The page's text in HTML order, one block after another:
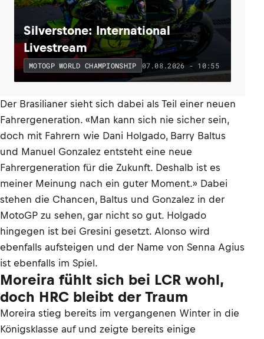
Silverstone: International
Livestream
MOTOGP WORLD CHAMPIONSHIP 07.08.2026 - 10:55
Der Brasilianer sieht sich dabei als Teil einer neuen
Fahrergeneration. «Man kann sich nie sicher sein,
doch mit Fahrern wie Dani Holgado, Barry Baltus
und Manuel Gonzalez entsteht eine neue
Fahrergeneration für die Zukunft. Deshalb ist es
meiner Meinung nach ein guter Moment.» Dabei
stehen die Chancen, Baltus und Gonzalez in der
MotoGP zu sehen, gar nicht so gut. Holgado
hingegen ist bei Gresini gesetzt. Alonso wird
ebenfalls aufsteigen und der Name von Senna Agius
ist ebenfalls im Spiel.
Moreira fühlt sich bei LCR wohl,
doch HRC bleibt der Traum
Moreira stieg bereits im vergangenen Winter in die
Königsklasse auf und zeigte bereits einige